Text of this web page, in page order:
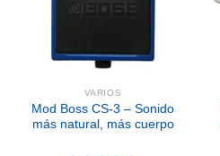
VARIOS
Mod Boss CS-3 – Sonido
más natural, más cuerpo